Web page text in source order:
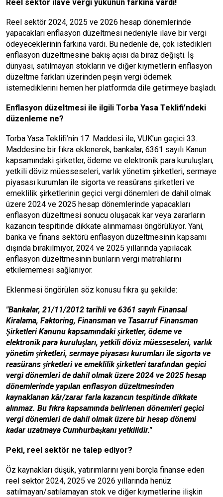
Reel sektör ilave vergi yükünün farkına vardı!
Reel sektör 2024, 2025 ve 2026 hesap dönemlerinde
yapacakları enflasyon düzeltmesi nedeniyle ilave bir vergi
ödeyeceklerinin farkına vardı. Bu nedenle de, çok istedikleri
enflasyon düzeltmesine bakış açısı da biraz değişti. İş
dünyası, satılmayan stokların ve diğer kıymetlerin enflasyon
düzeltme farkları üzerinden peşin vergi ödemek
istemediklerini hemen her platformda dile getirmeye başladı.
Enflasyon düzeltmesi ile ilgili Torba Yasa Teklifi’ndeki
düzenleme ne?
Torba Yasa Teklifi’nin 17. Maddesi ile, VUK’un geçici 33.
Maddesine bir fıkra eklenerek, bankalar, 6361 sayılı Kanun
kapsamındaki şirketler, ödeme ve elektronik para kuruluşları,
yetkili döviz müesseseleri, varlık yönetim şirketleri, sermaye
piyasası kurumlan ile sigorta ve reasürans şirketleri ve
emeklilik şirketlerinin geçici vergi dönemleri de dahil olmak
üzere 2024 ve 2025 hesap dönemlerinde yapacakları
enflasyon düzeltmesi sonucu oluşacak kar veya zararların
kazancın tespitinde dikkate alınmaması öngörülüyor. Yani,
banka ve finans sektörü enflasyon düzeltmesinin kapsamı
dışında bırakılmıyor, 2024 ve 2025 yıllarında yapılacak
enflasyon düzeltmesinin bunların vergi matrahlarını
etkilememesi sağlanıyor.
Eklenmesi öngörülen söz konusu fıkra şu şekilde:
"Bankalar, 21/11/2012 tarihli ve 6361 sayılı Finansal
Kiralama, Faktoring, Finansman ve Tasarruf Finansman
Şirketleri Kanunu kapsamındaki şirketler, ödeme ve
elektronik para kuruluşları, yetkili döviz müesseseleri, varlık
yönetim şirketleri, sermaye piyasası kurumları ile sigorta ve
reasürans şirketleri ve emeklilik şirketleri tarafından geçici
vergi dönemleri de dahil olmak üzere 2024 ve 2025 hesap
dönemlerinde yapılan enflasyon düzeltmesinden
kaynaklanan kâr/zarar farla kazancın tespitinde dikkate
alınmaz. Bu fıkra kapsamında belirlenen dönemleri geçici
vergi dönemleri de dahil olmak üzere bir hesap dönemi
kadar uzatmaya Cumhurbaşkanı yetkilidir."
Peki, reel sektör ne talep ediyor?
Öz kaynakları düşük, yatırımlarını yeni borçla finanse eden
reel sektör 2024, 2025 ve 2026 yıllarında henüz
satılmayan/satılamayan stok ve diğer kıymetlerine ilişkin